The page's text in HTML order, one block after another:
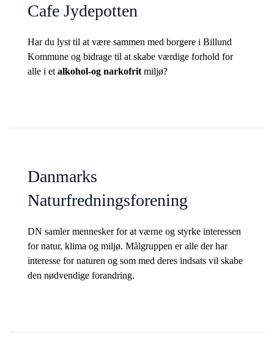
Cafe Jydepotten
Har du lyst til at være sammen med borgere i Billund
Kommune og bidrage til at skabe værdige forhold for
alle i et alkohol-og narkofrit miljø?
Danmarks
Naturfredningsforening
DN samler mennesker for at værne og styrke interessen
for natur, klima og miljø. Målgruppen er alle der har
interesse for naturen og som med deres indsats vil skabe
den nødvendige forandring.